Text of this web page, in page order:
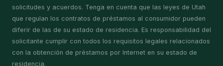
solicitudes y acuerdos. Tenga en cuenta que las leyes de Utah
que regulan los contratos de préstamos al consumidor pueden
diferir de las de su estado de residencia. Es responsabilidad del
solicitante cumplir con todos los requisitos legales relacionados
con la obtención de préstamos por Internet en su estado de
residencia.